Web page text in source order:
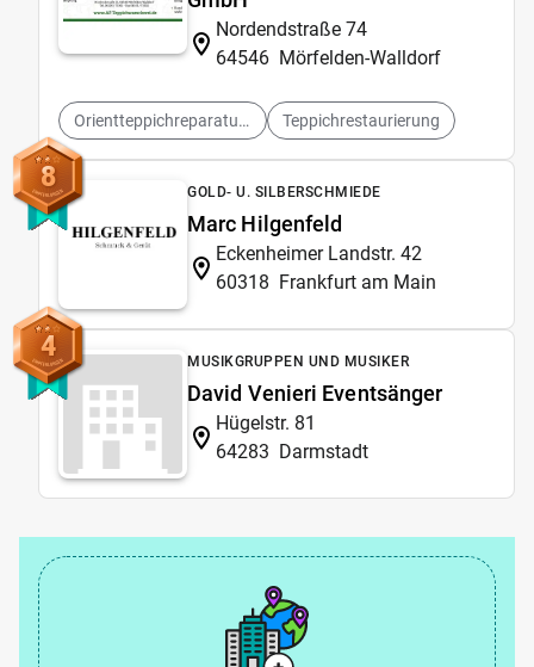
Nordendstraße 74
64546 Mörfelden-Walldorf
Orientteppichreparaturen Teppichrestaurierung
8 GOLD- U. SILBERSCHMIEDE
Marc Hilgenfeld
Eckenheimer Landstr. 42
60318 Frankfurt am Main
4 MUSIKGRUPPEN UND MUSIKER
David Venieri Eventsänger
Hügelstr. 81
64283 Darmstadt